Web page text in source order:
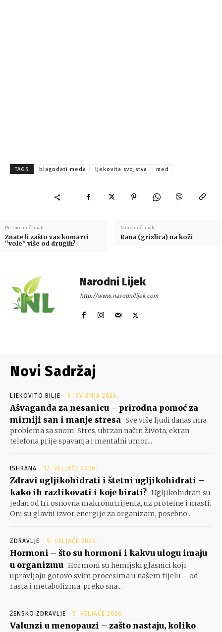
TAGS blagodati meda ljekovita svojstva med
Prethodni članak
Znate li zašto vas komarci
“vole” više od drugih?
Naredni članak
Rana (grizlica) na koži
Narodni Lijek
http://www.narodnilijek.com
Novi Sadržaj
LJEKOVITO BILJE 6. SVIBNJA 2026.
Ašvaganda za nesanicu – prirodna pomoć za
mirniji san i manje stresa Sve više ljudi danas ima
problema sa snom. Stres, ubrzan način života, ekran
telefona prije spavanja i mentalni umor...
ISHRANA 12. VELJAČE 2026.
Zdravi ugljikohidrati i štetni ugljikohidrati –
kako ih razlikovati i koje birati? Ugljikohidrati su
jedan od tri osnovna makronutrijenta, uz proteine i masti.
Oni su glavni izvor energije za organizam, posebno...
ZDRAVLJE 9. VELJAČE 2026.
Hormoni – što su hormoni i kakvu ulogu imaju
u organizmu Hormoni su hemijski glasnici koji
upravljaju gotovo svim procesima u našem tijelu – od
rasta i metabolizma, preko sna...
ŽENSKO ZDRAVLJE 5. VELJAČE 2026.
Valunzi u menopauzi – zašto nastaju, koliko